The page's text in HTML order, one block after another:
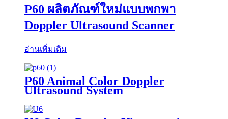
P60 ผลิตภัณฑ์ใหม่แบบพกพา
Doppler Ultrasound Scanner
อ่านเพิ่มเติม
P60 Animal Color Doppler
Ultrasound System